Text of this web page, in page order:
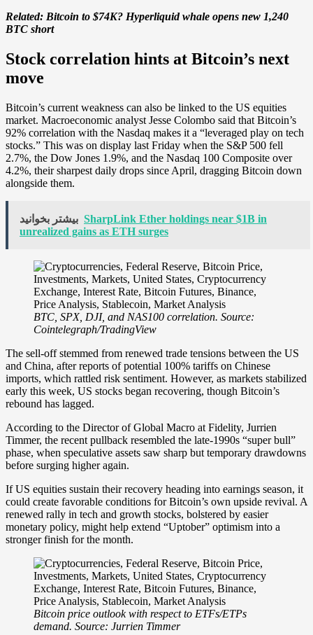
Related: Bitcoin to $74K? Hyperliquid whale opens new 1,240
BTC short
Stock correlation hints at Bitcoin’s next
move
Bitcoin’s current weakness can also be linked to the US equities
market. Macroeconomic analyst Jesse Colombo said that Bitcoin’s
92% correlation with the Nasdaq makes it a “leveraged play on tech
stocks.” This was on display last Friday when the S&P 500 fell
2.7%, the Dow Jones 1.9%, and the Nasdaq 100 Composite over
4.2%, their sharpest daily drops since April, dragging Bitcoin down
alongside them.
بیشتر بخوانید SharpLink Ether holdings near $1B in
unrealized gains as ETH surges
BTC, SPX, DJI, and NAS100 correlation. Source:
Cointelegraph/TradingView
The sell-off stemmed from renewed trade tensions between the US
and China, after reports of potential 100% tariffs on Chinese
imports, which rattled risk sentiment. However, as markets stabilized
early this week, US stocks began recovering, though Bitcoin’s
rebound has lagged.
According to the Director of Global Macro at Fidelity, Jurrien
Timmer, the recent pullback resembled the late-1990s “super bull”
phase, when speculative assets saw sharp but temporary drawdowns
before surging higher again.
If US equities sustain their recovery heading into earnings season, it
could create favorable conditions for Bitcoin’s own upside revival. A
renewed rally in tech and growth stocks, bolstered by easier
monetary policy, might help extend “Uptober” optimism into a
stronger finish for the month.
Bitcoin price outlook with respect to ETFs/ETPs
demand. Source: Jurrien Timmer